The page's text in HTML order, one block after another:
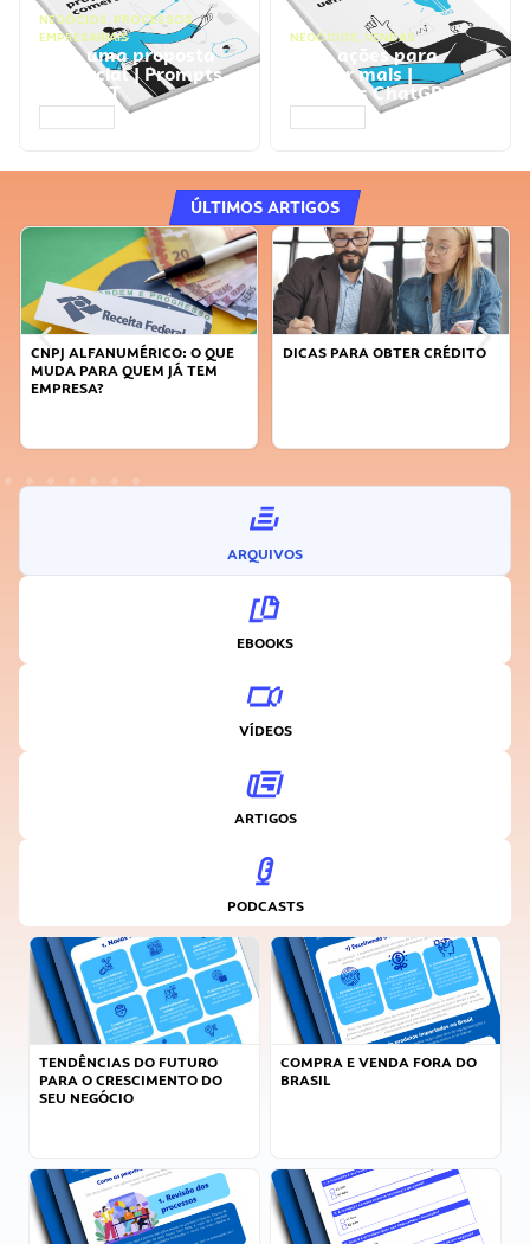
NEGÓCIOS, PROCESSOS
EMPRESARIAIS
Faça uma proposta
comercial | Prompts
ChatGPT
NEGÓCIOS, VENDAS
Faça ações para
vender mais |
Prompts ChatGPT
ÚLTIMOS ARTIGOS
CNPJ ALFANUMÉRICO: O QUE
MUDA PARA QUEM JÁ TEM
EMPRESA?
DICAS PARA OBTER CRÉDITO
ARQUIVOS
EBOOKS
VÍDEOS
ARTIGOS
PODCASTS
TENDÊNCIAS DO FUTURO
PARA O CRESCIMENTO DO
SEU NEGÓCIO
COMPRA E VENDA FORA DO
BRASIL